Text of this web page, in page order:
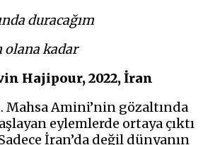
duracağım
olana kadar
Hajipour, 2022, İran
Mahsa Amini’nin gözaltında
eylemlerde ortaya çıktı
İran’da değil dünyanın